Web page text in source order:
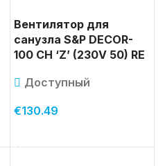
Вентилятор для
санузла S&P DECOR-
100 CH ‘Z’ (230V 50) RE
Доступный
€130.49